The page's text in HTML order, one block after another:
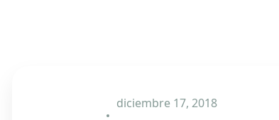
diciembre 17, 2018